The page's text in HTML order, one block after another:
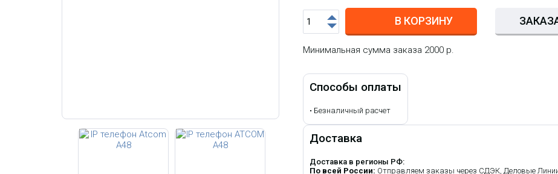
В КОРЗИНУ
Минимальная сумма заказа 2000 р.
Способы оплаты
• Безналичный расчет
Доставка
Доставка в регионы РФ:
По всей России: Отправляем заказы через СДЭК, Деловые